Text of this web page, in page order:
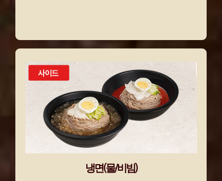
냉면(물/비빔)